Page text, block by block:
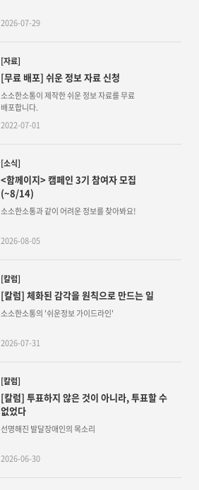
2026-07-29
[자료]
[무료 배포] 쉬운 정보 자료 신청
소소한소통이 제작한 쉬운 정보 자료를 무료
배포합니다.
2022-07-01
[소식]
<함께이지> 캠페인 3기 참여자 모집
(~8/14)
소소한소통과 같이 어려운 정보를 찾아봐요!
2026-08-05
[칼럼]
[칼럼] 체화된 감각을 원칙으로 만드는 일
소소한소통의 '쉬운정보 가이드라인'
2026-07-31
[칼럼]
[칼럼] 투표하지 않은 것이 아니라, 투표할 수
없었다
선명해진 발달장애인의 목소리
2026-06-30